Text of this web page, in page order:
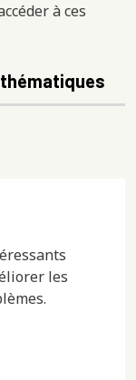
à ces
les